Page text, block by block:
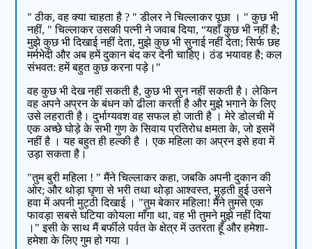
" ठीक, वह क्या चाहता है ? " डीलर ने चिल्लाकर पूछा । " कुछ भी
नहीं, " चिल्लाकर उसकी पत्नी ने जवाब दिया, “यहाँ कुछ भी नहीं है;
मुझे कुछ भी दिखाई नहीं देता, मुझे कुछ भी सुनाई नहीं देता; सिर्फ छह
मर्मभेदी और अब हमें दुकान बंद कर देनी चाहिए। ठंड भयावह है; कल
संभवत: हमें बहुत कुछ करना पड़े।"
वह कुछ भी देख नहीं सकती है, कुछ भी सुन नहीं सकती है। लेकिन
वह अपने अप्रन के बंधन को ढीला करती है और मुझे भगाने के लिए
उसे लहराती है। दुर्भाग्यवश वह सफल हो जाती है । मेरे डोलची में
एक अच्छे घोड़े के सभी गुण के सिवाय प्रतिरोध क्षमता के, जो इसमें
नहीं है । यह बहुत ही हल्की है । एक महिला का अप्रन इसे हवा में
उड़ा सकता है।
"तुम बुरी महिला ! " मैंने चिल्लाकर कहा, जबकि अपनी दुकान की
ओर; और थोड़ा घृणा से भरी तथा थोड़ा आश्वस्त, मुड़ती हुई उसने
हवा में अपनी मुट्ठी दिखाई । "तुम बेकार महिला! मैंने तुमसे एक
फावड़ा सबसे घटिया कोयला माँगा था, वह भी तुमने मुझे नहीं दिया
।" इसी के साथ मैं बर्फीले पर्वत के क्षेत्र में उतरता हूँ और हमेशा-
हमेशा के लिए गुम हो गया ।